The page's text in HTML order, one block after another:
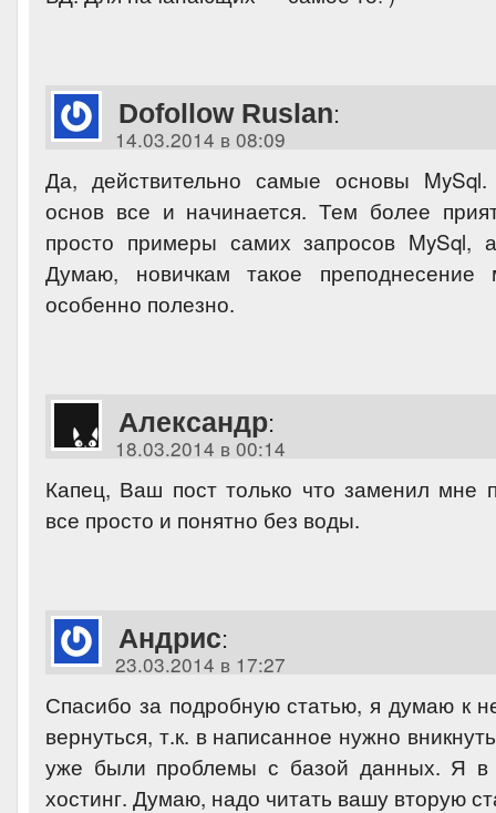
Dofollow Ruslan:
14.03.2014 в 08:09
Да, действительно самые основы
основ все и начинается. Тем более
просто примеры самих запросов MySql,
Думаю, новичкам такое преподнесение
особенно полезно.
Александр:
18.03.2014 в 00:14
Капец, Ваш пост только что заменил мне
все просто и понятно без воды.
Андрис:
23.03.2014 в 17:27
Спасибо за подробную статью, я думаю к
вернуться, т.к. в написанное нужно
уже были проблемы с базой данных. Я в
хостинг. Думаю, надо читать вашу вторую